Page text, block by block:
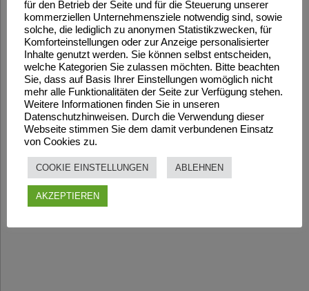
für den Betrieb der Seite und für die Steuerung unserer
kommerziellen Unternehmensziele notwendig sind, sowie
solche, die lediglich zu anonymen Statistikzwecken, für
Komforteinstellungen oder zur Anzeige personalisierter
Inhalte genutzt werden. Sie können selbst entscheiden,
welche Kategorien Sie zulassen möchten. Bitte beachten
Sie, dass auf Basis Ihrer Einstellungen womöglich nicht
mehr alle Funktionalitäten der Seite zur Verfügung stehen.
Weitere Informationen finden Sie in unseren
Datenschutzhinweisen. Durch die Verwendung dieser
Webseite stimmen Sie dem damit verbundenen Einsatz
von Cookies zu.
COOKIE EINSTELLUNGEN ABLEHNEN
AKZEPTIEREN